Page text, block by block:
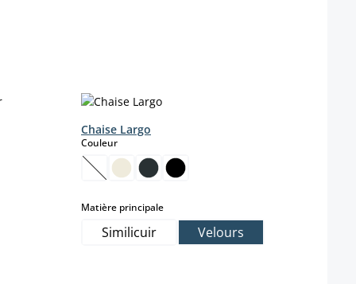
Chaise Largo
Couleurselect
(Cette option n'est pas disponible pour le
Matière principaleselect
Similicuir Velours